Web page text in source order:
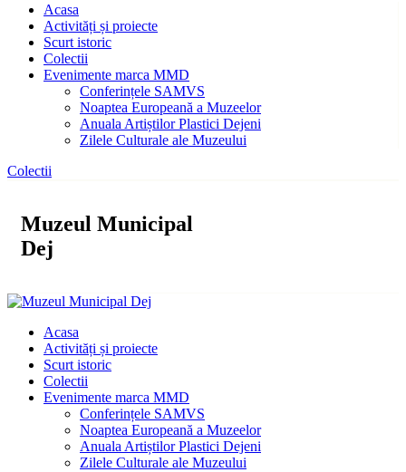
Acasa
Activități și proiecte
Scurt istoric
Colectii
Evenimente marca MMD
Conferințele SAMVS
Noaptea Europeană a Muzeelor
Anuala Artiștilor Plastici Dejeni
Zilele Culturale ale Muzeului
Colectii
Muzeul Municipal
Dej
Acasa
Activități și proiecte
Scurt istoric
Colectii
Evenimente marca MMD
Conferințele SAMVS
Noaptea Europeană a Muzeelor
Anuala Artiștilor Plastici Dejeni
Zilele Culturale ale Muzeului